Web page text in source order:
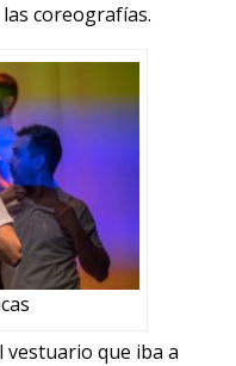
coreografías.
vestuario que iba a